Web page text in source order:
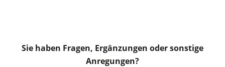
Sie haben Fragen, Ergänzungen oder sonstige
Anregungen?